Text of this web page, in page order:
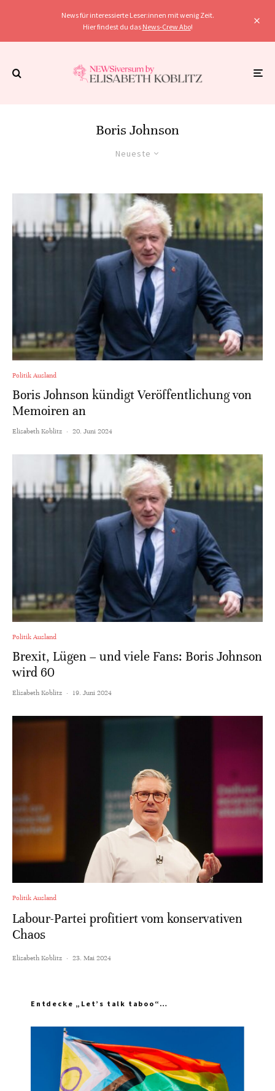
News für interessierte Leser:innen mit wenig Zeit.
Hier findest du das News-Crew Abo!
Boris Johnson
Neueste
Politik Ausland
Boris Johnson kündigt Veröffentlichung von
Memoiren an
Elisabeth Koblitz · 20. Juni 2024
Politik Ausland
Brexit, Lügen – und viele Fans: Boris Johnson
wird 60
Elisabeth Koblitz · 19. Juni 2024
Politik Ausland
Labour-Partei profitiert vom konservativen
Chaos
Elisabeth Koblitz · 23. Mai 2024
Entdecke „Let’s talk taboo“…